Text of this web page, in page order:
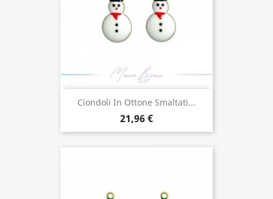
Ciondoli In Ottone Smaltati...
21,96 €